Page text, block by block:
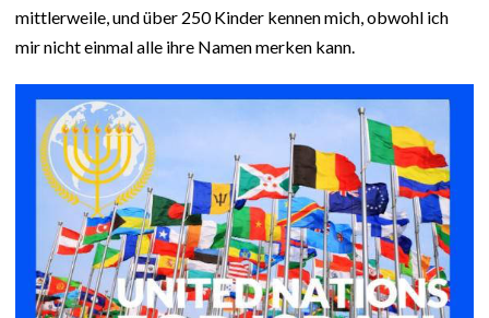
mittlerweile, und über 250 Kinder kennen mich, obwohl ich
mir nicht einmal alle ihre Namen merken kann.